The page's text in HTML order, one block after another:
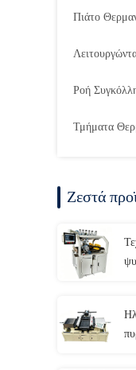
Πιάτο
Ροή
Τμήματα
Ζεστά